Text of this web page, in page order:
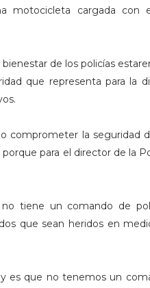
cargada con
de los policías
que representa para la
comprometer la seguridad
para el director de la
no tiene un comando de
que sean heridos en
y es que no tenemos un